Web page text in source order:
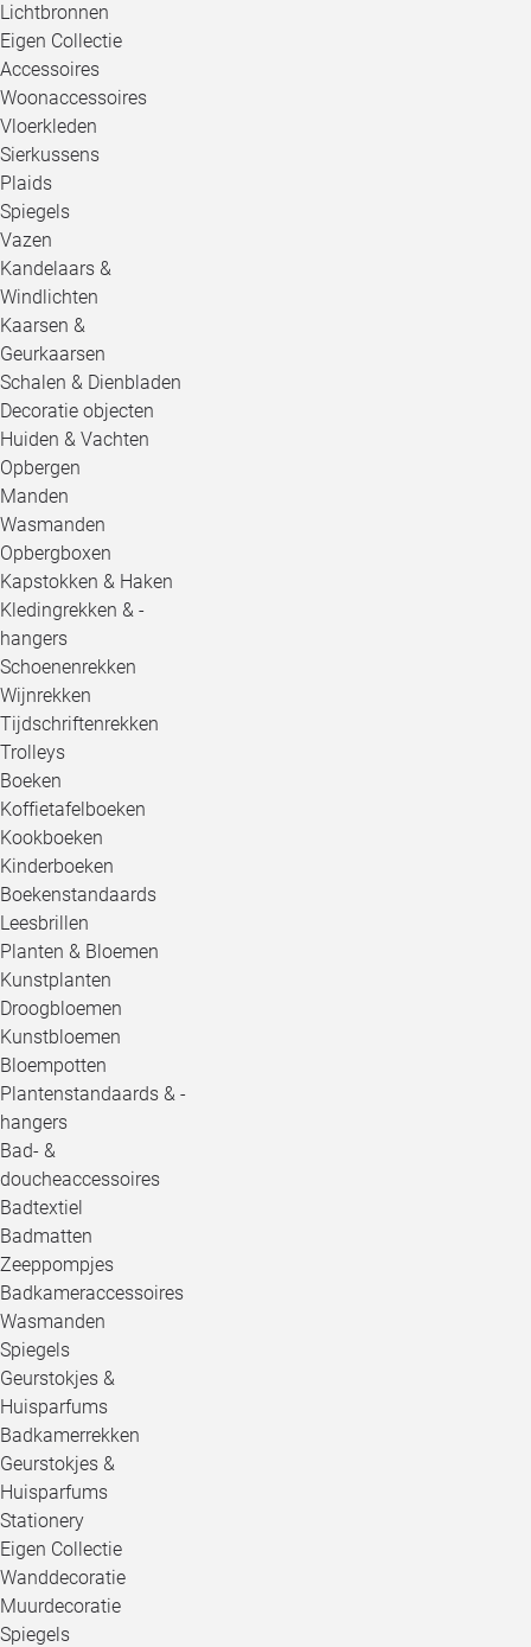
Lichtbronnen
Eigen Collectie
Accessoires
Woonaccessoires
Vloerkleden
Sierkussens
Plaids
Spiegels
Vazen
Kandelaars &
Windlichten
Kaarsen &
Geurkaarsen
Schalen & Dienbladen
Decoratie objecten
Huiden & Vachten
Opbergen
Manden
Wasmanden
Opbergboxen
Kapstokken & Haken
Kledingrekken & -
hangers
Schoenenrekken
Wijnrekken
Tijdschriftenrekken
Trolleys
Boeken
Koffietafelboeken
Kookboeken
Kinderboeken
Boekenstandaards
Leesbrillen
Planten & Bloemen
Kunstplanten
Droogbloemen
Kunstbloemen
Bloempotten
Plantenstandaards & -
hangers
Bad- &
doucheaccessoires
Badtextiel
Badmatten
Zeeppompjes
Badkameraccessoires
Wasmanden
Spiegels
Geurstokjes &
Huisparfums
Badkamerrekken
Geurstokjes &
Huisparfums
Stationery
Eigen Collectie
Wanddecoratie
Muurdecoratie
Spiegels